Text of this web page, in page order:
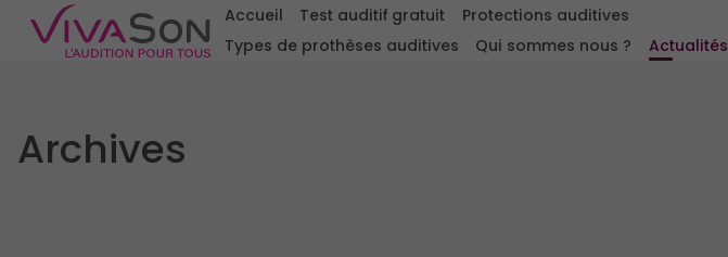
Accueil Test auditif gratuit
Protections auditives
Types de prothèses auditives
Qui sommes nous ? Actualités
Archives